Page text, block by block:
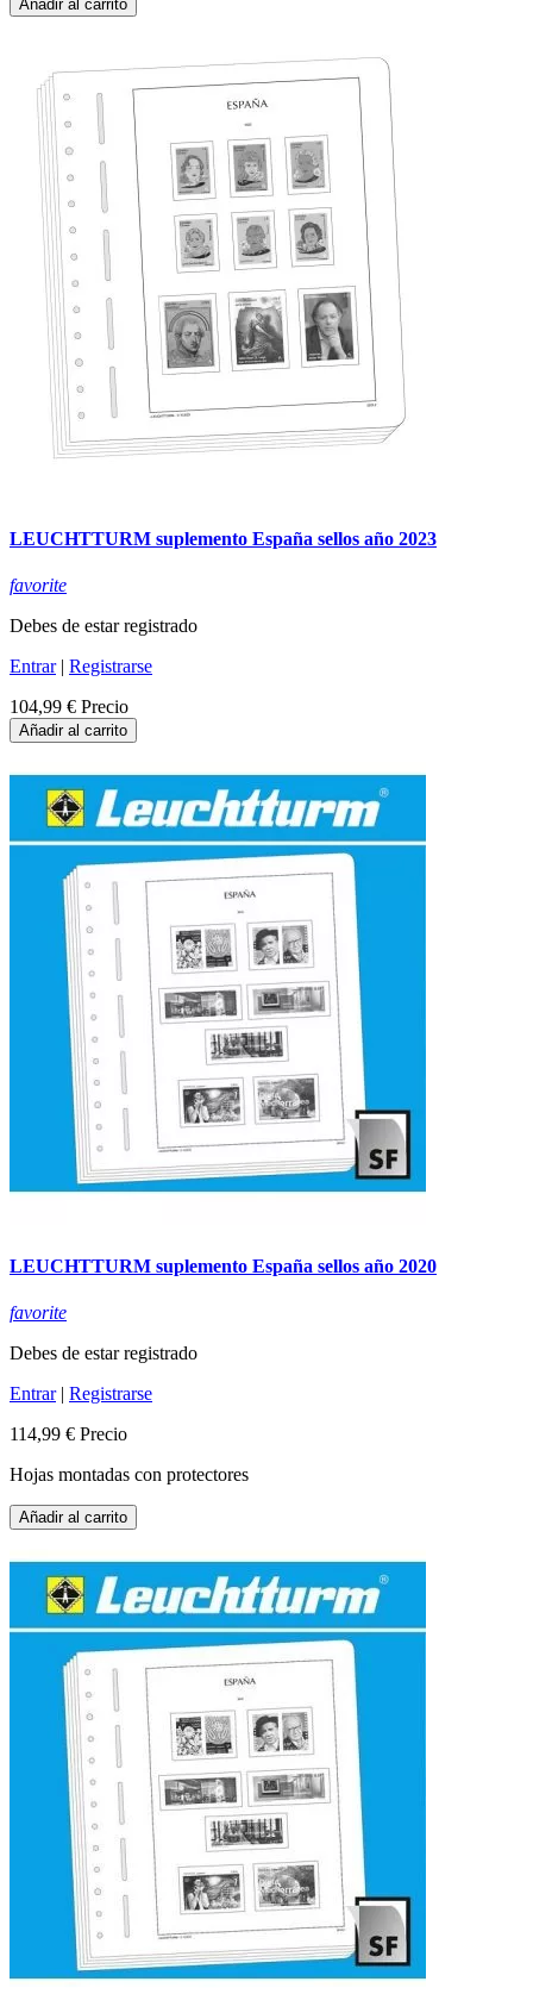
Añadir al carrito
LEUCHTTURM suplemento España sellos año 2023
favorite
Debes de estar registrado
Entrar| Registrarse
104,99 € Precio
Añadir al carrito
LEUCHTTURM suplemento España sellos año 2020
favorite
Debes de estar registrado
Entrar| Registrarse
114,99 € Precio
Hojas montadas con protectores
Añadir al carrito